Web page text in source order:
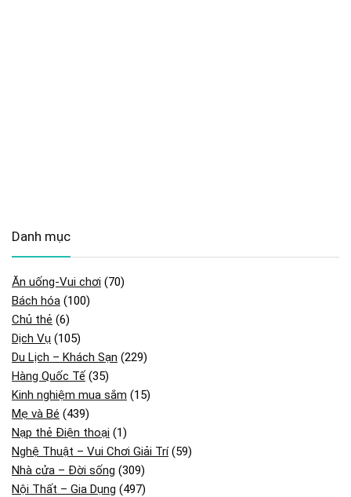
Danh mục
Ăn uống-Vui chơi (70)
Bách hóa (100)
Chủ thẻ (6)
Dịch Vụ (105)
Du Lịch – Khách Sạn (229)
Hàng Quốc Tế (35)
Kinh nghiệm mua sắm (15)
Mẹ và Bé (439)
Nạp thẻ Điện thoại (1)
Nghệ Thuật – Vui Chơi Giải Trí(59)
Nhà cửa – Đời sống (309)
Nội Thất – Gia Dụng (497)